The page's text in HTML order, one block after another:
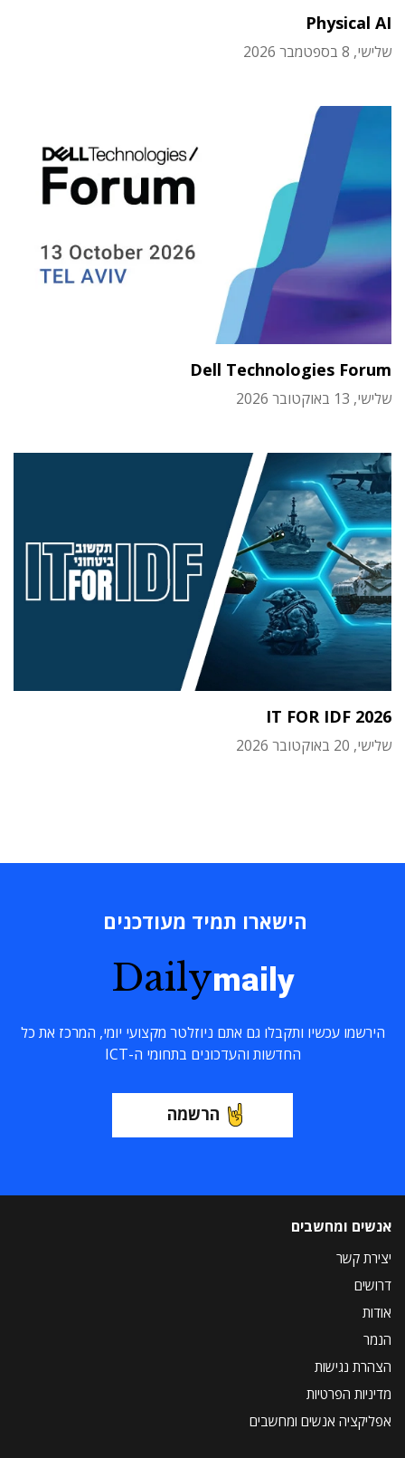
Physical AI
שלישי, 8 בספטמבר 2026
Dell Technologies Forum
שלישי, 13 באוקטובר 2026
IT FOR IDF 2026
שלישי, 20 באוקטובר 2026
הישארו תמיד מעודכנים
Dailymaily
הירשמו עכשיו ותקבלו גם אתם ניוזלטר מקצועי יומי, המרכז את כל
החדשות והעדכונים בתחומי ה-ICT
הרשמה
אנשים ומחשבים
יצירת קשר
דרושים
אודות
הנמר
הצהרת נגישות
מדיניות הפרטיות
אפליקציה אנשים ומחשבים